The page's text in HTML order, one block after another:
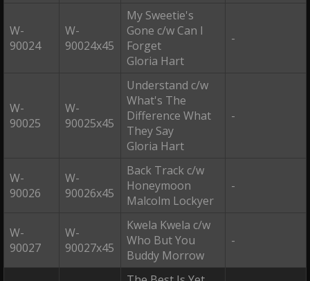
W-
90024
W-
90024x45
My Sweetie's
Gone c/w Can I
Forget
Gloria Hart
-
W-
90025
W-
90025x45
Understand c/w
What's The
Difference What
They Say
Gloria Hart
-
W-
90026
W-
90026x45
Back Track c/w
Honeymoon
Malcolm Lockyer
-
W-
90027
W-
90027x45
Kwela Kwela c/w
Who But You
Buddy Morrow
-